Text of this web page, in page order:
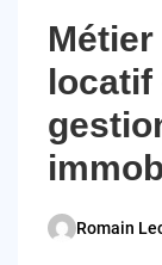
Posted
Romain